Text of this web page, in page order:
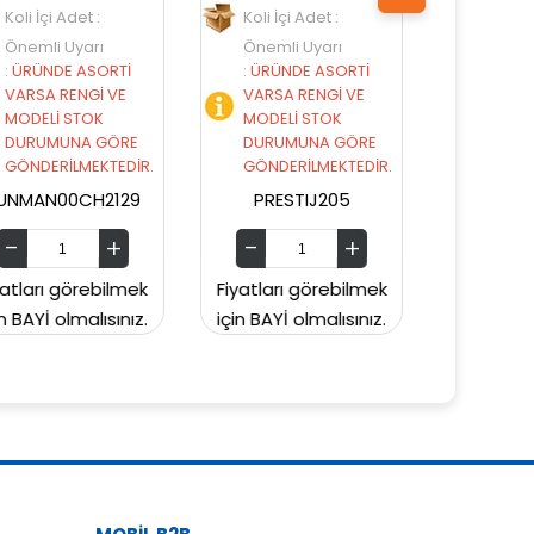
Koli İçi Adet :
Önemli Uyarı
:ÜRÜNDE ASORTİ
VARSA RENGİ VE
MODELİ STOK
DURUMUNA GÖRE
GÖNDERİLMEKTEDİR.
PRESTIJ205
Fiyatları görebilmek
için BAYİ olmalısınız.
Koli İçi Adet :
Önemli Uyarı
:ÜRÜNDE ASORTİ
VARSA RENGİ VE
MODELİ STOK
DURUMUNA GÖRE
GÖNDERİLMEKTEDİR.
PRESTIJ203
Fiyatları görebilmek
için BAYİ olmalısınız.